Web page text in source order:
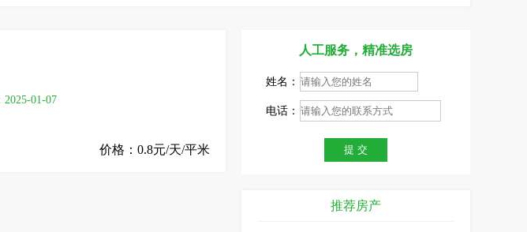
2025-01-07
价格：0.8元/天/平米
人工服务，精准选房
姓名：
电话：
推荐房产